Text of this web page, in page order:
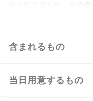
なったと言われ、その
含まれるもの
当日用意するもの